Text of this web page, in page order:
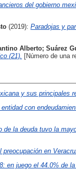
del gobierno
(2019): Paradojas y
Alberto; Suárez
(21). [Número de una
y sus principales
con
de la deuda tuvo la
preocupación en
en juego el 44.0% de